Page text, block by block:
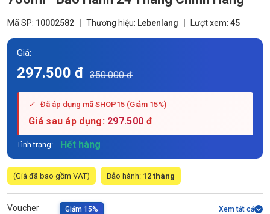
Mã SP: 10002582 Thương hiệu: Lebenlang Lượt xem: 45
Giá:
297.500 đ 350.000 đ
✓ Đã áp dụng mã SHOP15 (Giảm 15%)
Giá sau áp dụng: 297.500 đ
Tình trạng: Hết hàng
(Giá đã bao gồm VAT) Bảo hành: 12 tháng
Voucher
Giảm 15% Xem tất cả